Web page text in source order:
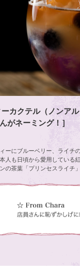
カクテル（ノンア
がネーミング！］
ーにブルーベリー、ライチ
人も日頃から愛用している
の茶葉「プリンセスライチ